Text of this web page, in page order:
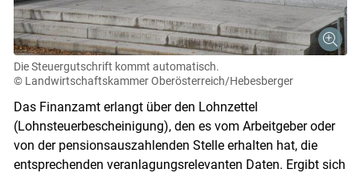
Die Steuergutschrift kommt automatisch.
© Landwirtschaftskammer Oberösterreich/Hebesberger
Das Finanzamt erlangt über den Lohnzettel
(Lohnsteuerbescheinigung), den es vom Arbeitgeber oder
von der pensionsauszahlenden Stelle erhalten hat, die
entsprechenden veranlagungsrelevanten Daten. Ergibt sich